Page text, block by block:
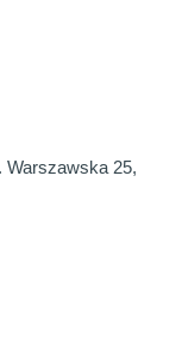
Warszawska 25,